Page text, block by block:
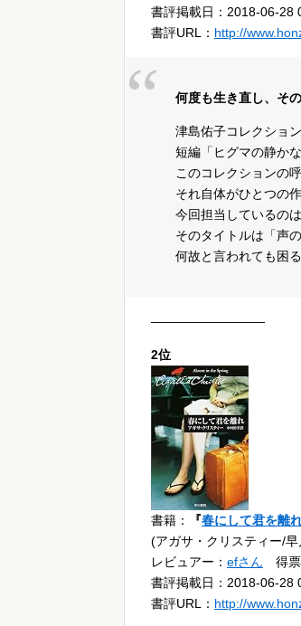
書評掲載日：2018-06-28
書評URL： http://
何度も生き直し、そ
津島佑子コレクショ
短編「ヒグマの静か
このコレクションの
それ自体がひとつの
今回担当しているの
そのタイトルは「声
何故と言われても困
—————————
2位
書籍： 『春にして君を離
(アガサ・クリスティー/早
レビュアー： efさん 得票
書評掲載日：2018-06-28
書評URL： http://